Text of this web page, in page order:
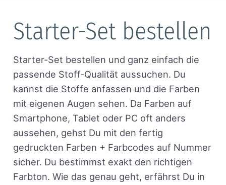
Starter-Set bestellen
Starter-Set bestellen und ganz einfach die
passende Stoff-Qualität aussuchen. Du
kannst die Stoffe anfassen und die Farben
mit eigenen Augen sehen. Da Farben auf
Smartphone, Tablet oder PC oft anders
aussehen, gehst Du mit den fertig
gedruckten Farben + Farbcodes auf Nummer
sicher. Du bestimmst exakt den richtigen
Farbton. Wie das genau geht, erfährst Du in